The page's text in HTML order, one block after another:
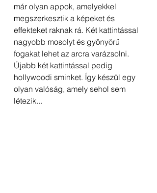
már olyan appok, amelyekkel
megszerkesztik a képeket és
effekteket raknak rá. Két kattintással
nagyobb mosolyt és gyönyörű
fogakat lehet az arcra varázsolni.
Újabb két kattintással pedig
hollywoodi sminket. Így készül egy
olyan valóság, amely sehol sem
létezik...